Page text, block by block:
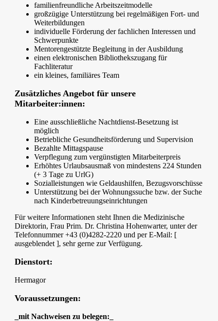
familienfreundliche Arbeitszeitmodelle
großzügige Unterstützung bei regelmäßigen Fort- und
Weiterbildungen
individuelle Förderung der fachlichen Interessen und
Schwerpunkte
Mentorengestützte Begleitung in der Ausbildung
einen elektronischen Bibliothekszugang für
Fachliteratur
ein kleines, familiäres Team
Zusätzliches Angebot für unsere
Mitarbeiter:innen:
Eine ausschließliche Nachtdienst-Besetzung ist
möglich
Betriebliche Gesundheitsförderung und Supervision
Bezahlte Mittagspause
Verpflegung zum vergünstigten Mitarbeiterpreis
Erhöhtes Urlaubsausmaß von mindestens 224 Stunden
(+ 3 Tage zu UrlG)
Sozialleistungen wie Geldaushilfen, Bezugsvorschüsse
Unterstützung bei der Wohnungssuche bzw. der Suche
nach Kinderbetreuungseinrichtungen
Für weitere Informationen steht Ihnen die Medizinische
Direktorin, Frau Prim. Dr. Christina Hohenwarter, unter der
Telefonnummer +43 (0)4282-2220 und per E-Mail: [
ausgeblendet ], sehr gerne zur Verfügung.
Dienstort:
Hermagor
Voraussetzungen:
_mit Nachweisen zu belegen:_